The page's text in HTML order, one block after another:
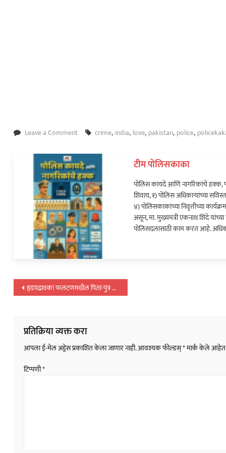
Leave a Commenton
महिला
प्रियकराला
भेटण्यासाठी
मुलांसह
आली
भारतात
अन्
पुढे…
crime, india, love, pakistan, police,
टीम पोलिसकाका
पोलिस कायदे आणि नागरिकांचे हक्क,
शिवाय, १) पोलिस अधिकाऱ्यांच्या
४) पोलिसकाकांच्या निवृत्तीच्या
असून, मा. मुख्यमंत्री एकनाथ शिंदे
पोलिसदलासाठी काम करत आहे.
पोस्टचे
हृदयद्रावक! फलटणमधील पिता-पुत्र जेवण करून झोपले अन्…
प्रतिक्रिया व्यक्त करा
आपला ई-मेल अड्रेस प्रकाशित केला जाणार नाही.आवश्यक फील्डस्*मार्क केले आहेत
टिप्पणी*